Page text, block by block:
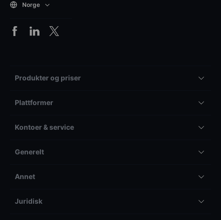
Norge
Produkter og priser
Plattformer
Kontoer & service
Generelt
Annet
Juridisk